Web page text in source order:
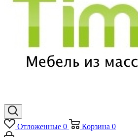
Отложенные 0 Корзина 0